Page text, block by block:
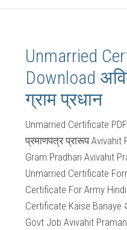
Unmarried
Download
ग्राम प्रधान
Unmarried Certificate
प्रमाणपत्र प्रारूप
Gram Pradhan Avivahit
Unmarried Certificate
Certificate For Army
Certificate Kaise Banaye
Govt Job Avivahit